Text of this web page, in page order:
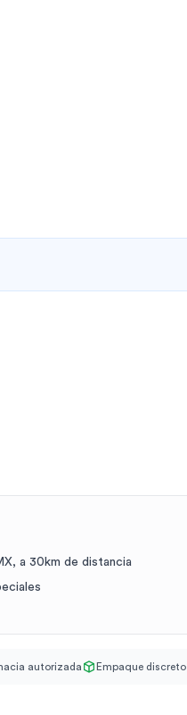
a 30km de distancia
autorizada Empaque discreto